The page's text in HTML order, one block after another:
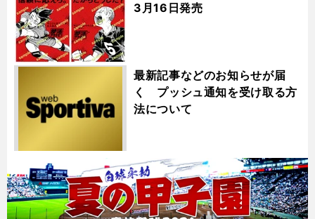
3月16日発売
最新記事などのお知らせが届
く プッシュ通知を受け取る方
法について